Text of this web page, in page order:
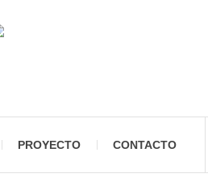
PROYECTO CONTACTO